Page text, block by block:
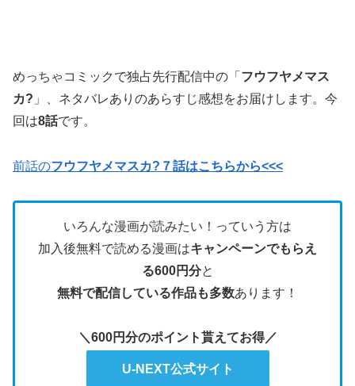
めっちゃコミックで独占先行配信中の「 フウフヤメマス
カ? 」、ネタバレありのあらすじ感想をお届けします。今
回は8話です。
前話のフウフヤメマスカ?７話はこちらから<<<
いろんな漫画が読みたい！っていう方は
加入後無料で読める漫画はキャンペーンでもらえ
る600円分と
無料で配信している作品も多数あります！
＼600円分のポイント貰えてお得／
U-NEXT公式サイト